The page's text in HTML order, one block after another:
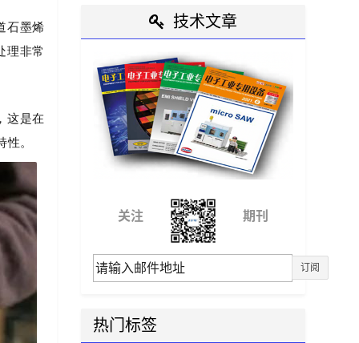
石墨烯
理非常
这是在
。
技术文章
关注 期刊
订阅
热门标签